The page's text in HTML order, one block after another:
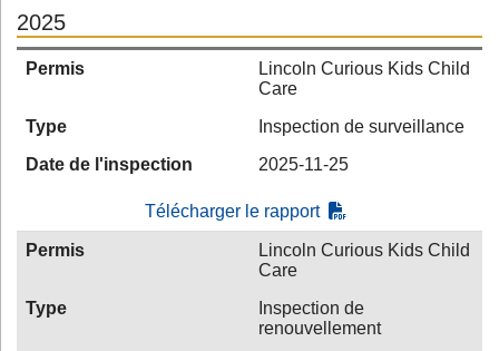
2025
Permis
Lincoln Curious Kids Child
Care
Type
Inspection de surveillance
Date de l'inspection
2025-11-25
Télécharger le rapport
Permis
Lincoln Curious Kids Child
Care
Type
Inspection de
renouvellement